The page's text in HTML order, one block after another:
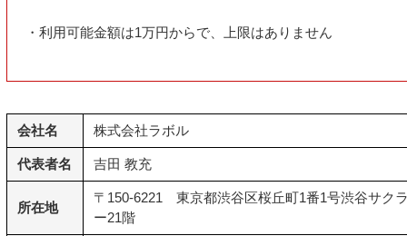
・利用可能金額は1万円からで、上限はありません
会社名 株式会社ラボル
代表者名 吉田 教充
所在地
〒150-6221 東京都渋谷区桜丘町1番1号渋谷サク
ー21階